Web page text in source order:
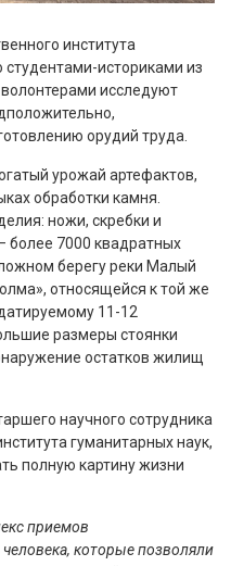
института
студентами-историками из
волонтерами исследуют
орудий труда.
урожай артефактов,
обработки камня.
ножи, скребки и
более 7000 квадратных
берегу реки Малый
относящейся к той же
11-12
размеры стоянки
остатков жилищ
научного сотрудника
гуманитарных наук,
полную картину жизни
приемов
которые позволяли